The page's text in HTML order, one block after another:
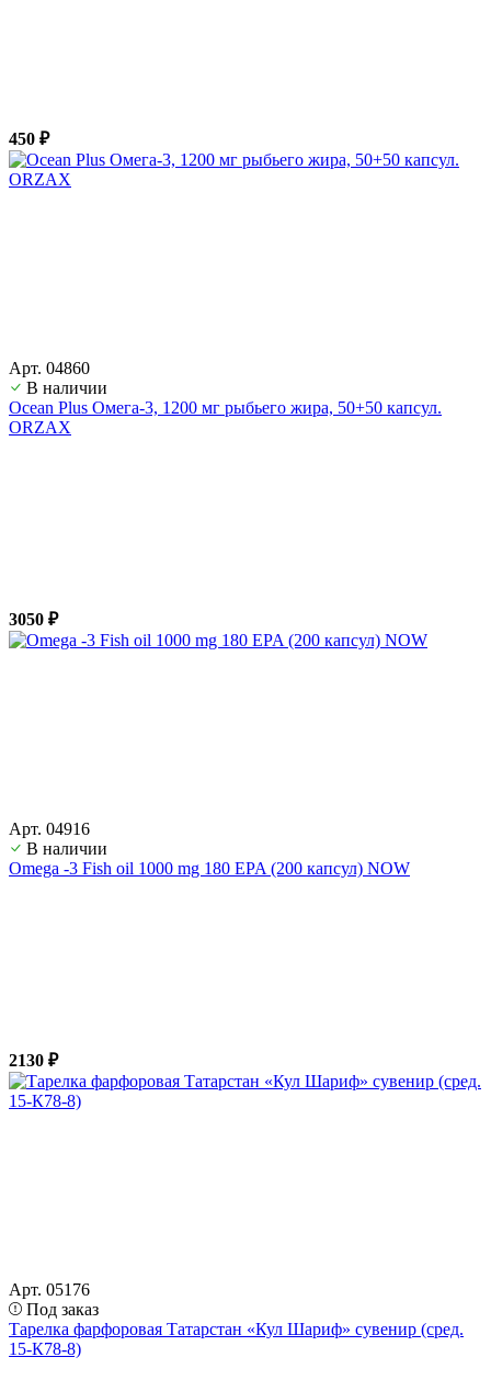
450 ₽
Арт. 04860
В наличии
Ocean Plus Омега-3, 1200 мг рыбьего жира, 50+50 капсул.
ORZAX
3050 ₽
Арт. 04916
В наличии
Оmega -3 Fish oil 1000 mg 180 EPA (200 капсул) NOW
2130 ₽
Арт. 05176
Под заказ
Тарелка фарфоровая Татарстан «Кул Шариф» сувенир (сред.
15-К78-8)